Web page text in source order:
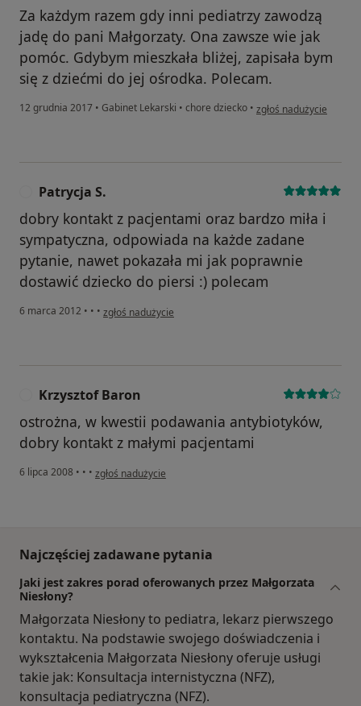
Za każdym razem gdy inni pediatrzy zawodzą
jadę do pani Małgorzaty. Ona zawsze wie jak
pomóc. Gdybym mieszkała bliżej, zapisała bym
się z dziećmi do jej ośrodka. Polecam.
12 grudnia 2017 • Gabinet Lekarski • chore dziecko • w opinii użytkownika
zgłoś nadużycie
Patrycja S.
dobry kontakt z pacjentami oraz bardzo miła i
sympatyczna, odpowiada na każde zadane
pytanie, nawet pokazała mi jak poprawnie
dostawić dziecko do piersi :) polecam
6 marca 2012 • • • w opinii użytkownika Patrycja S.
zgłoś nadużycie
Krzysztof Baron
ostrożna, w kwestii podawania antybiotyków,
dobry kontakt z małymi pacjentami
6 lipca 2008 • • • w opinii użytkownika Krzysztof Baron
zgłoś nadużycie
Najczęściej zadawane pytania
Jaki jest zakres porad oferowanych przez Małgorzata
Niesłony?
Małgorzata Niesłony to pediatra, lekarz pierwszego
kontaktu. Na podstawie swojego doświadczenia i
wykształcenia Małgorzata Niesłony oferuje usługi
takie jak: Konsultacja internistyczna (NFZ),
konsultacja pediatryczna (NFZ).